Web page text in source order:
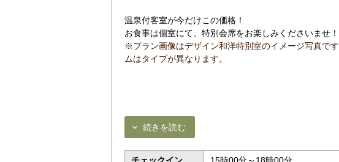
温泉付客室が今だけこの価格！
お食事は個室にて、特別会席をお楽しみくださいませ！
※プラン画像はデザイン和洋特別室のイメージ写真で
ムはタイプが異なります。
続きを読む